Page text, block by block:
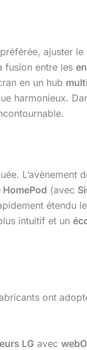
ajuster
fusion entre les
en un hub
harmonieux.
L’avènement
HomePod (avec
étendu
intuitif et un
ont
LG avec